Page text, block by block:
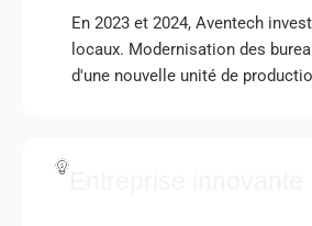
En 2023 et 2024, Aventech
locaux. Modernisation des
d'une nouvelle unité de